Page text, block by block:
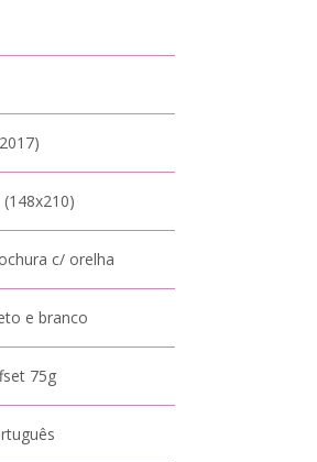
(148x210)
c/ orelha
e branco
75g